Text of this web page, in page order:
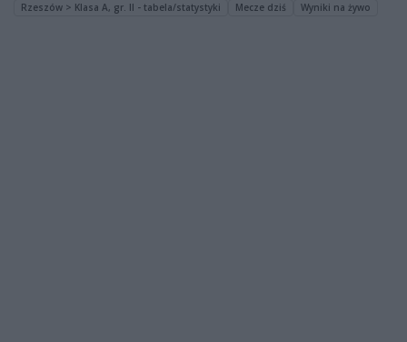
Rzeszów > Klasa A, gr. II - tabela/statystyki
Mecze dziś Wyniki na żywo